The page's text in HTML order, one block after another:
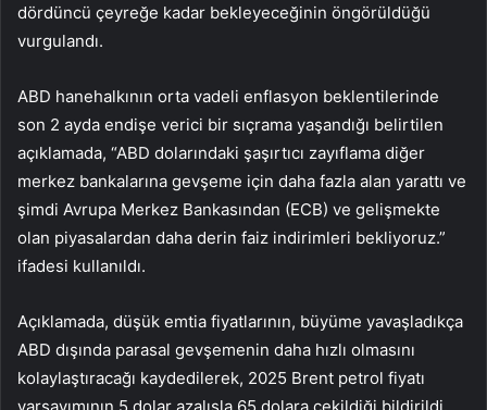
dördüncü çeyreğe kadar bekleyeceğinin öngörüldüğü
vurgulandı.
ABD hanehalkının orta vadeli enflasyon beklentilerinde
son 2 ayda endişe verici bir sıçrama yaşandığı belirtilen
açıklamada, “ABD dolarındaki şaşırtıcı zayıflama diğer
merkez bankalarına gevşeme için daha fazla alan yarattı ve
şimdi Avrupa Merkez Bankasından (ECB) ve gelişmekte
olan piyasalardan daha derin faiz indirimleri bekliyoruz.”
ifadesi kullanıldı.
Açıklamada, düşük emtia fiyatlarının, büyüme yavaşladıkça
ABD dışında parasal gevşemenin daha hızlı olmasını
kolaylaştıracağı kaydedilerek, 2025 Brent petrol fiyatı